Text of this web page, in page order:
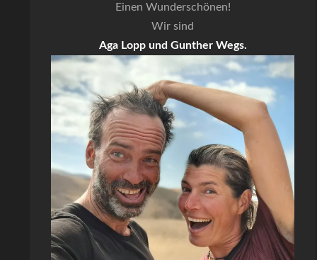
Einen Wunderschönen!
Wir sind
Aga Lopp und Gunther Wegs.